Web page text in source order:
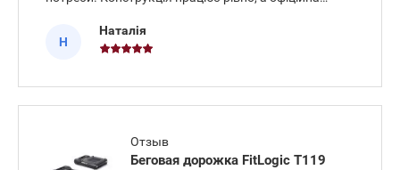
електроніки. Також відзначу тихий мотор 1.75 к.с.,
який не заважа
Н
Наталія
Отзыв
Беговая дорожка FitLogic T119